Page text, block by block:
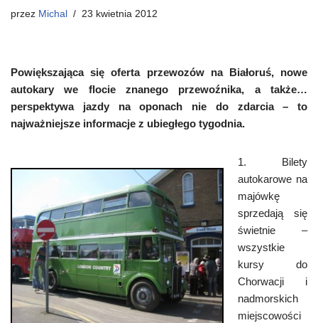
przez Michal 23 kwietnia 2012
Powiększająca się oferta przewozów na Białoruś, nowe
autokary we flocie znanego przewoźnika, a także…
perspektywa jazdy na oponach nie do zdarcia – to
najważniejsze informacje z ubiegłego tygodnia.
1. Bilety
autokarowe na
majówkę
sprzedają się
świetnie –
wszystkie
kursy do
Chorwacji i
nadmorskich
miejscowości